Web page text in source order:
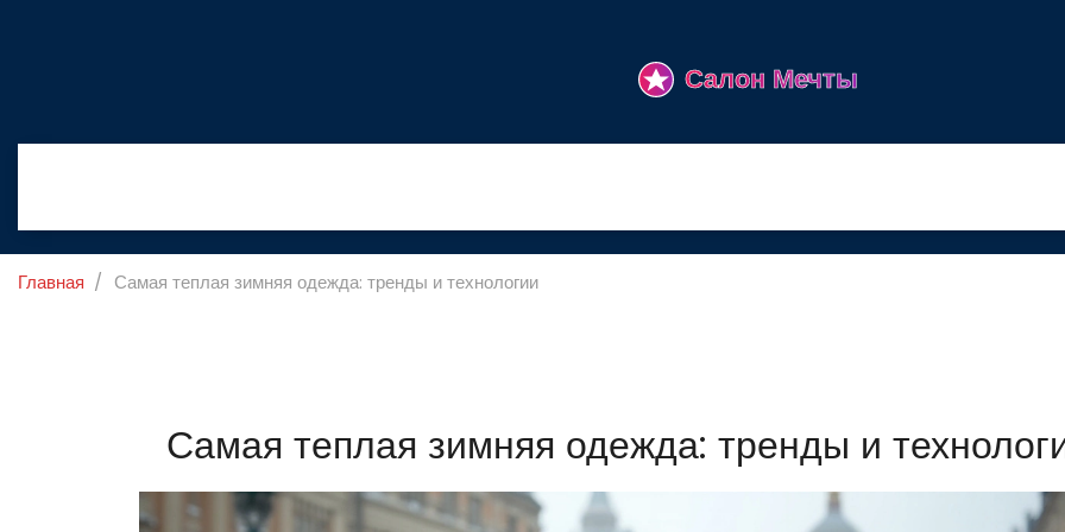
Главная Самая теплая зимняя одежда: тренды и технологии
Самая теплая зимняя одежда: тренды и